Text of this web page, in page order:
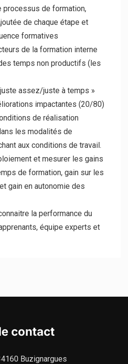
de formation,
de chaque étape et
formatives
de la formation interne
temps non productifs (les
assez/juste à temps »
impactantes (20/80)
de réalisation
les modalités de
aux conditions de travail.
et mesurer les gains
de formation, gain sur les
gain en autonomie des
la performance du
équipe experts et
contact
Buzignargues